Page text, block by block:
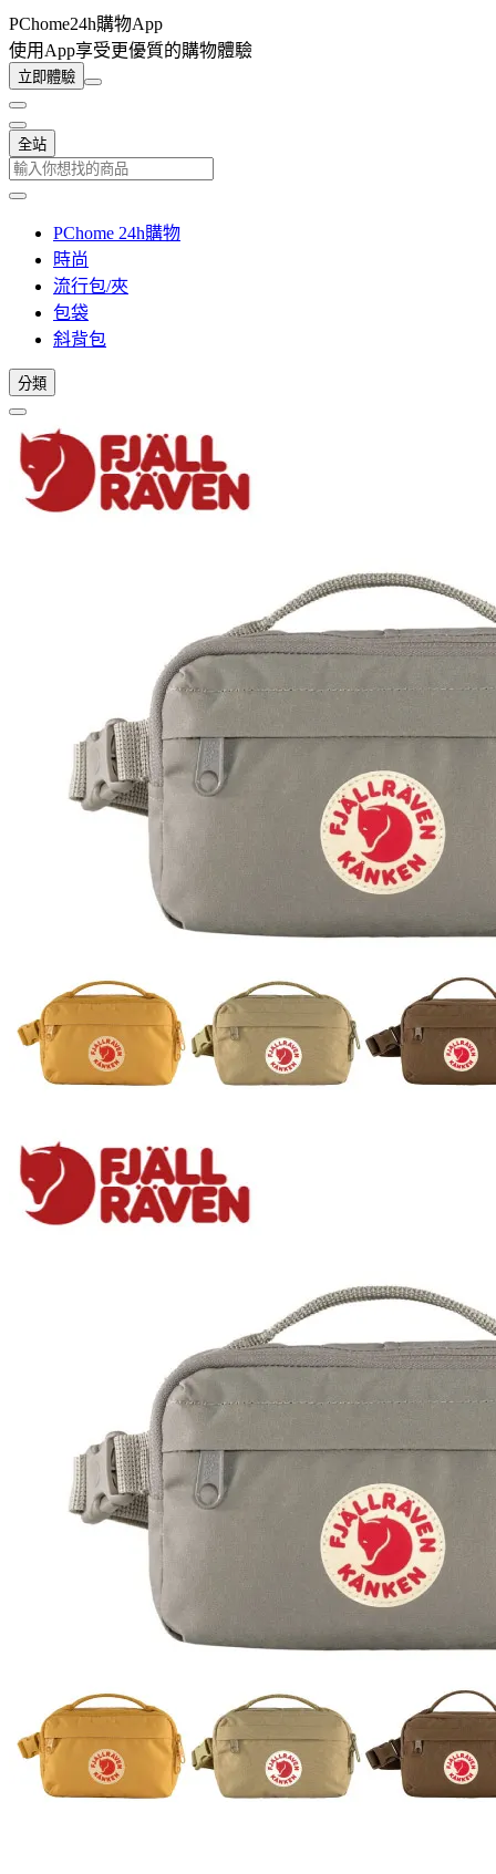
PChome24h購物App
使用App享受更優質的購物體驗
立即體驗
全站
PChome 24h購物
時尚
流行包/夾
包袋
斜背包
分類